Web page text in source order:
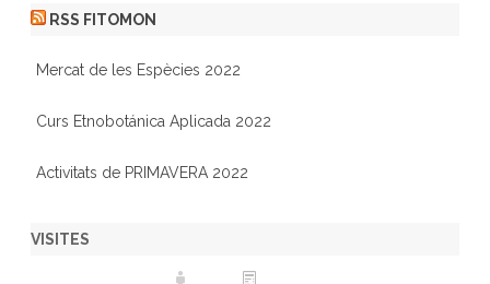
RSS FITOMON
Mercat de les Espècies 2022
Curs Etnobotánica Aplicada 2022
Activitats de PRIMAVERA 2022
VISITES